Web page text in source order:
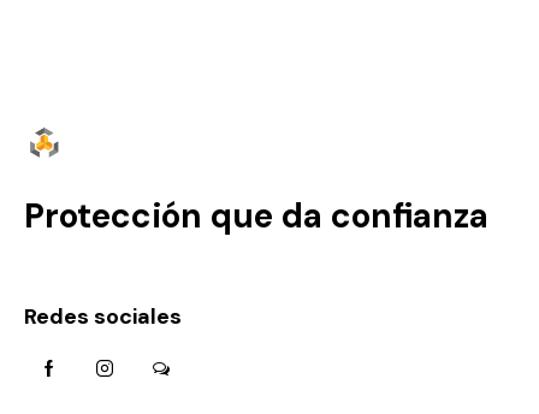
Protección que da confianza
Redes sociales